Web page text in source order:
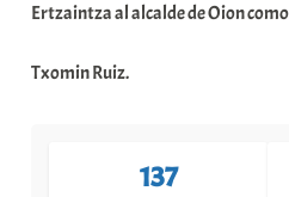
Ertzaintza al alcalde de Oion
Txomin Ruiz.
137